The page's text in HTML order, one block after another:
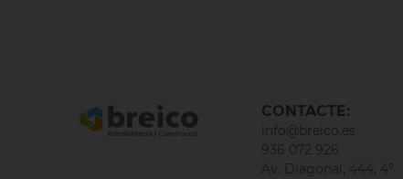
CONTACTE:
info@breico.es
936 072 926
Av. Diagonal, 444, 4º